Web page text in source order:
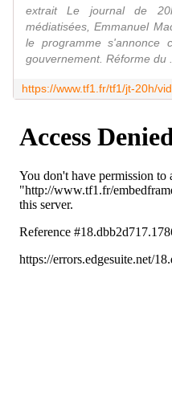
extrait Le journal de
médiatisées, Emmanuel
le programme s'annonce
gouvernement. Réforme du ...